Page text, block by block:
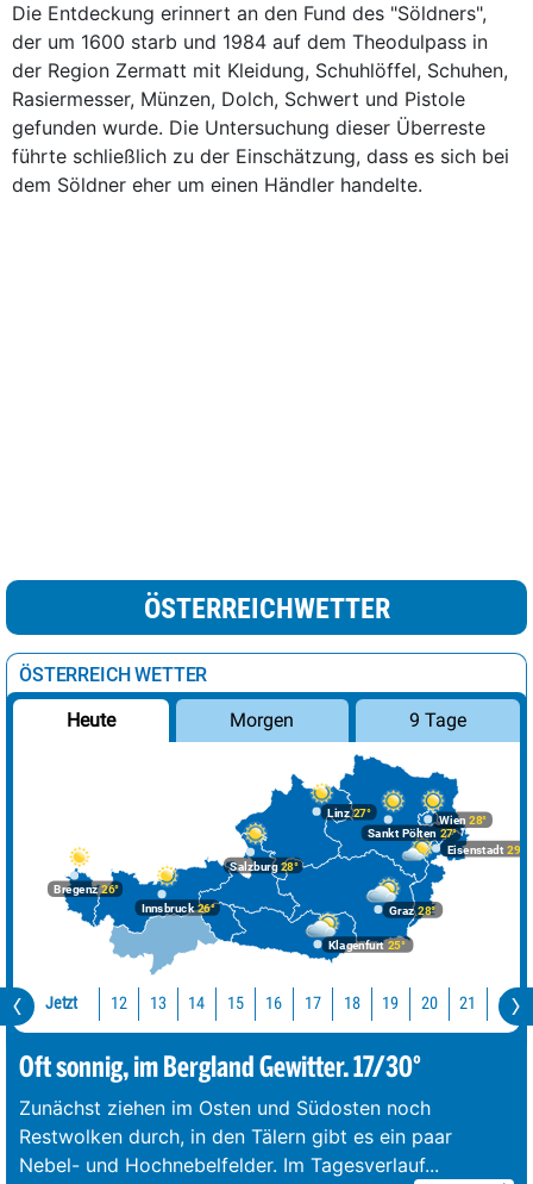
Die Entdeckung erinnert an den Fund des "Söldners",
der um 1600 starb und 1984 auf dem Theodulpass in
der Region Zermatt mit Kleidung, Schuhlöffel, Schuhen,
Rasiermesser, Münzen, Dolch, Schwert und Pistole
gefunden wurde. Die Untersuchung dieser Überreste
führte schließlich zu der Einschätzung, dass es sich bei
dem Söldner eher um einen Händler handelte.
ÖSTERREICHWETTER
ÖSTERREICH WETTER
Heute Morgen 9 Tage
Bregenz26°
Graz28°
Innsbruck26°
Klagenfurt 25°
Linz27°
Salzburg28°
Wien 28°
Eisenstadt 29°
Sankt Pölten 27°
Jetzt 12 13 14 15 16 17 18 19 20 21 22
Oft sonnig, im Bergland Gewitter. 17/30°
Zunächst ziehen im Osten und Südosten noch
Restwolken durch, in den Tälern gibt es ein paar
Nebel- und Hochnebelfelder. Im Tagesverlauf...